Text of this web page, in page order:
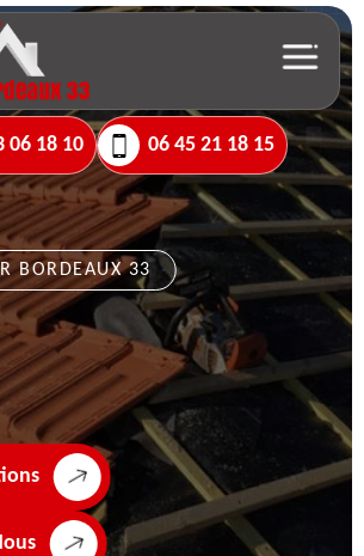
06 18 10 06 45 21 18 15
BORDEAUX 33